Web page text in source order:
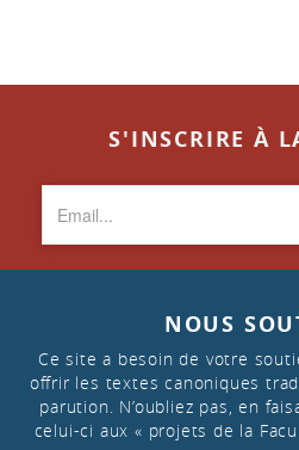
S'INSCRIRE À
NOUS
Ce site a besoin de votre
offrir les textes canoniques
parution. N’oubliez pas, en
celui-ci aux « projets de la